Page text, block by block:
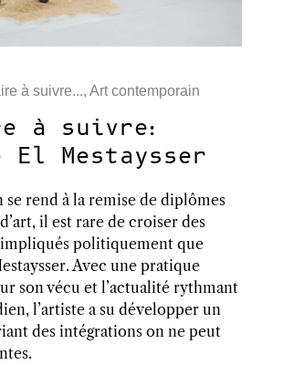
à suivre..., Art contemporain
à suivre:
El Mestaysser
se rend à la remise de diplômes
il est rare de croiser des
impliqués politiquement que
Avec une pratique
son vécu et l’actualité rythmant
l’artiste a su développer un
des intégrations on ne peut